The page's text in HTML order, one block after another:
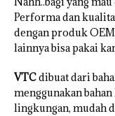
Performa dan
dengan produk
lainnya bisa pakai
VTCdibuat dari
menggunakan
lingkungan, mudah